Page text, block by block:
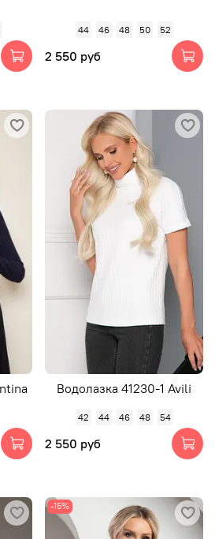
44 46 48 50 52
2 550 руб
Водолазка 41230-1 Avili
42 44 46 48 54
2 550 руб
-15%